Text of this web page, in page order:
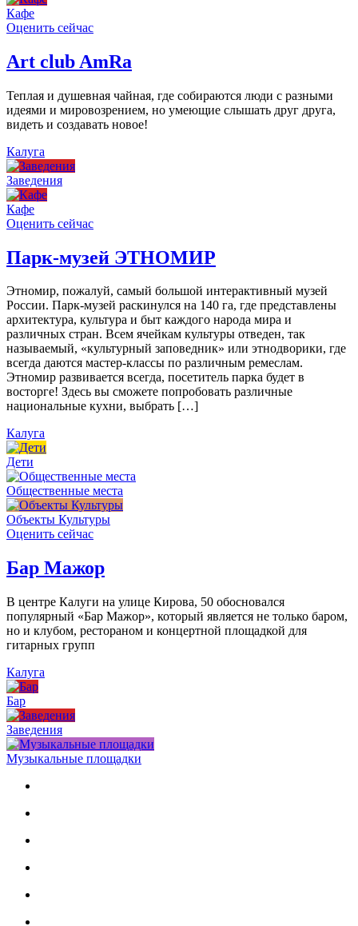
Кафе
Оценить сейчас
Art сlub AmRa
Теплая и душевная чайная, где собираются люди с разными
идеями и мировозрением, но умеющие слышать друг друга,
видеть и создавать новое!
Калуга
Заведения
Кафе
Оценить сейчас
Парк-музей ЭТНОМИР
Этномир, пожалуй, самый большой интерактивный музей
России. Парк-музей раскинулся на 140 га, где представлены
архитектура, культура и быт каждого народа мира и
различных стран. Всем ячейкам культуры отведен, так
называемый, «культурный заповедник» или этнодворики, где
всегда даются мастер-классы по различным ремеслам.
Этномир развивается всегда, посетитель парка будет в
восторге! Здесь вы сможете попробовать различные
национальные кухни, выбрать […]
Калуга
Дети
Общественные места
Объекты Культуры
Оценить сейчас
Бар Мажор
В центре Калуги на улице Кирова, 50 обосновался
популярный «Бар Мажор», который является не только баром,
но и клубом, рестораном и концертной площадкой для
гитарных групп
Калуга
Бар
Заведения
Музыкальные площадки